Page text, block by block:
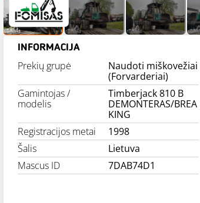
INFORMACIJA
Prekių grupė
Naudoti miškovežiai
(Forvarderiai)
Gamintojas /
modelis
Timberjack 810 B
DEMONTERAS/BREA
KING
Registracijos metai
1998
Šalis
Lietuva
Mascus ID
7DAB74D1